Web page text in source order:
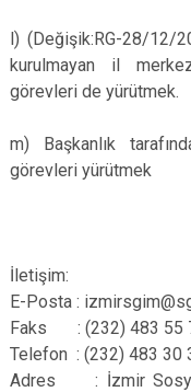
l) (Değişik:RG-28/12/
kurulmayan il
görevleri de yürütmek.
m) Başkanlık
görevleri yürütmek
İletişim:
E-Posta :
Faks : (232) 483 55
Telefon : (232) 483 30
Adres : İzmir Sosyal